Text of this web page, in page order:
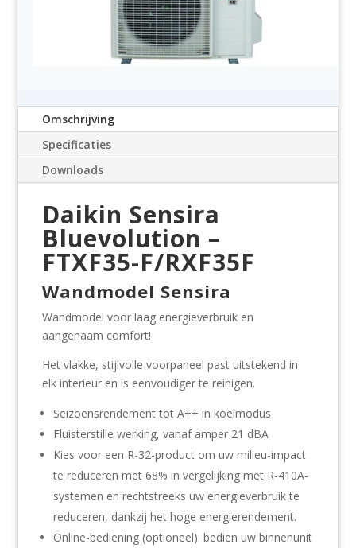
Omschrijving
Specificaties
Downloads
Daikin Sensira
Bluevolution –
FTXF35-F/RXF35F
Wandmodel Sensira
Wandmodel voor laag energieverbruik en
aangenaam comfort!
Het vlakke, stijlvolle voorpaneel past uitstekend in
elk interieur en is eenvoudiger te reinigen.
Seizoensrendement tot A++ in koelmodus
Fluisterstille werking, vanaf amper 21 dBA
Kies voor een R-32-product om uw milieu-impact
te reduceren met 68% in vergelijking met R-410A-
systemen en rechtstreeks uw energieverbruik te
reduceren, dankzij het hoge energierendement.
Online-bediening (optioneel): bedien uw binnenunit